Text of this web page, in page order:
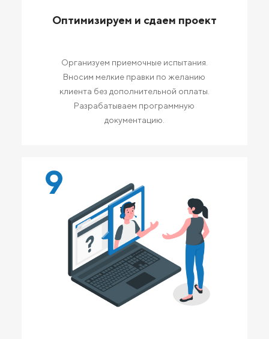
Оптимизируем и сдаем проект
Организуем приемочные испытания.
Вносим мелкие правки по желанию
клиента без дополнительной оплаты.
Разрабатываем программную
документацию.
9